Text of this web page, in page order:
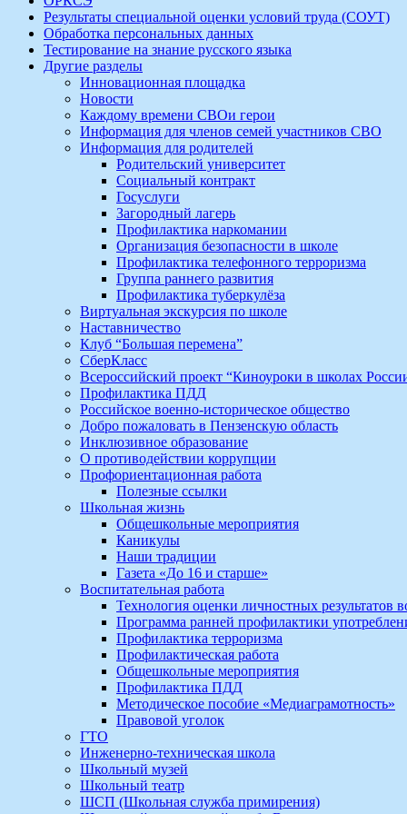
Результаты специальной оценки условий труда (СОУТ)
Обработка персональных данных
Тестирование на знание русского языка
Другие разделы
Инновационная площадка
Новости
Каждому времени СВОи герои
Информация для членов семей участников СВО
Информация для родителей
Родительский университет
Социальный контракт
Госуслуги
Загородный лагерь
Профилактика наркомании
Организация безопасности в школе
Профилактика телефонного терроризма
Группа раннего развития
Профилактика туберкулёза
Виртуальная экскурсия по школе
Наставничество
Клуб “Большая перемена”
СберКласс
Всероссийский проект “Киноуроки в школах
Профилактика ПДД
Российское военно-историческое общество
Добро пожаловать в Пензенскую область
Инклюзивное образование
О противодействии коррупции
Профориентационная работа
Полезные ссылки
Школьная жизнь
Общешкольные мероприятия
Каникулы
Наши традиции
Газета «До 16 и старше»
Воспитательная работа
Технология оценки личностных результатов
Программа ранней профилактики
Профилактика терроризма
Профилактическая работа
Общешкольные мероприятия
Профилактика ПДД
Методическое пособие «Медиаграмотность»
Правовой уголок
ГТО
Инженерно-техническая школа
Школьный музей
Школьный театр
ШСП (Школьная служба примирения)